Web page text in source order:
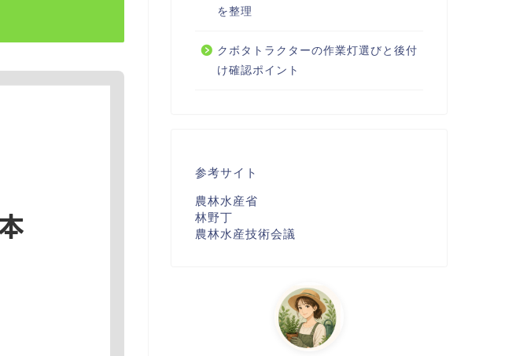
を整理
クボタトラクターの作業灯選びと後付
け確認ポイント
参考サイト
農林水産省
林野丁
農林水産技術会議